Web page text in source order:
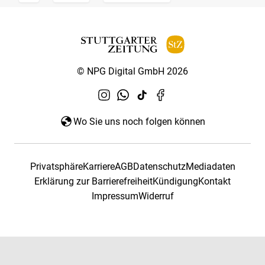
© NPG Digital GmbH 2026
Wo Sie uns noch folgen können
PrivatsphäreKarriereAGBDatenschutzMediadaten
Erklärung zur BarrierefreiheitKündigungKontakt
ImpressumWiderruf